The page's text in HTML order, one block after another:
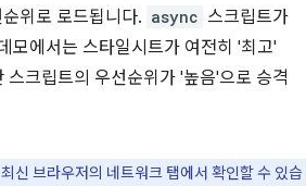
위로 로드됩니다. async 스크립트가
모에서는 스타일시트가 여전히 '최고'
스크립트의 우선순위가 '높음'으로 승격
신 브라우저의 네트워크 탭에서 확인할 수 있습